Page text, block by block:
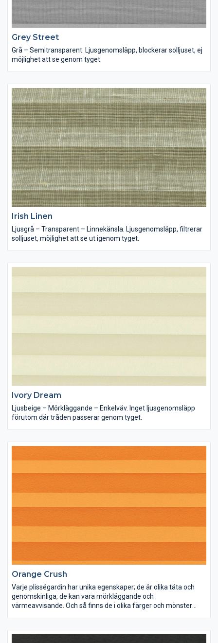
Grey Street
Grå – Semitransparent. Ljusgenomsläpp, blockerar solljuset, ej
möjlighet att se genom tyget.
Irish Linen
Ljusgrå – Transparent – Linnekänsla. Ljusgenomsläpp, filtrerar
solljuset, möjlighet att se ut igenom tyget.
Ivory Dream
Ljusbeige – Mörkläggande – Enkelväv. Inget ljusgenomsläpp
förutom där tråden passerar genom tyget.
Orange Crush
Varje plisségardin har unika egenskaper; de är olika täta och
genomskinliga, de kan vara mörkläggande och
värmeavvisande. Och så finns de i olika färger och mönster